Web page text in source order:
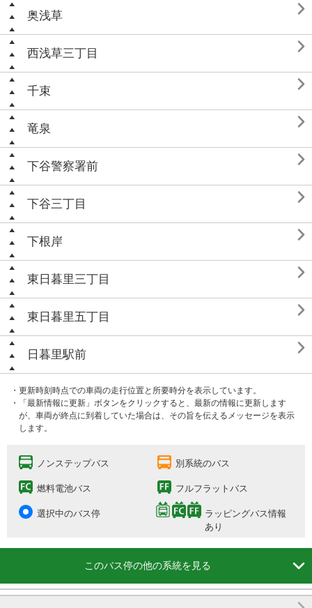
奥浅草 
西浅草三丁目 
千束 
竜泉 
下谷警察署前 
下谷三丁目 
下根岸 
東日暮里三丁目 
東日暮里五丁目 
日暮里駅前 
・更新時刻時点での車両の走行位置と所要時分を表示しています。
・「最新情報に更新」ボタンをクリックすると、最新の情報に更新します
が、車両が終点に到着していた場合は、その旨を伝えるメッセージを表示
します。
ノンステップバス 別系統のバス
燃料電池バス フルフラットバス
選択中のバス停
ラッピングバス情報
あり
このバス停の他の系統を見る
